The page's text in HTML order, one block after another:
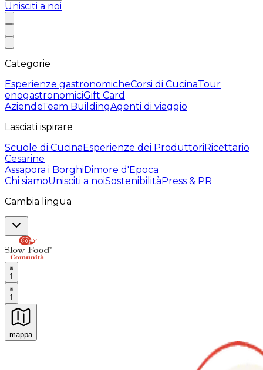
Unisciti a noi
Categorie
Esperienze gastronomicheCorsi di CucinaTour
enogastronomiciGift Card
AziendeTeam BuildingAgenti di viaggio
Lasciati ispirare
Scuole di CucinaEsperienze dei ProduttoriRicettario
Cesarine
Assapora i BorghiDimore d'Epoca
Chi siamoUnisciti a noiSostenibilitàPress & PR
Cambia lingua
1
1
mappa
Esperienze culinarie indimenticabili: Esperienze